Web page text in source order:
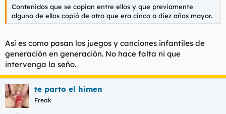
Contenidos que se copian entre ellos y que previamente
alguno de ellos copió de otro que era cinco o diez años mayor.
Así es como pasan los juegos y canciones infantiles de
generación en generación. No hace falta ni que
intervenga la seño.
te parto el himen
Freak